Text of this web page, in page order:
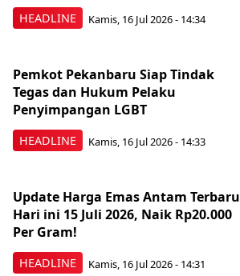
HEADLINE Kamis, 16 Jul 2026 - 14:34
HEADLINE
Pemkot Pekanbaru Siap Tindak
Tegas dan Hukum Pelaku
Penyimpangan LGBT
Kamis, 16 Jul 2026 - 14:33
HEADLINE
Update Harga Emas Antam Terbaru
Hari ini 15 Juli 2026, Naik Rp20.000
Per Gram!
Kamis, 16 Jul 2026 - 14:31